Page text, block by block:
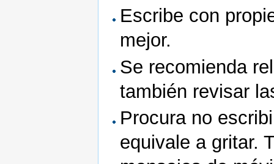
Escribe con
mejor.
Se recomienda
también revisar
Procura no
equivale a gritar.